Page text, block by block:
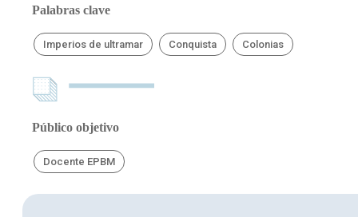
Palabras clave
Imperios de ultramar Conquista Colonias
Público objetivo
Docente EPBM